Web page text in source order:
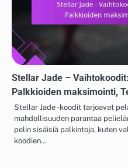
Stellar Jade –
Palkkioiden maksimointi,
Stellar Jade -koodit tarjoavat
mahdollisuuden parantaa
pelin sisäisiä palkintoja, kuten
koodien…